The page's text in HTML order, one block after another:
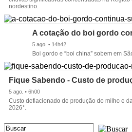
nordestino.
A cotação do boi gordo
5 ago. • 14h42
Boi gordo e “boi china” sobem em
Fique Sabendo - Custo de
5 ago. • 6h00
Custo deflacionado de produção do milho e
2026*.